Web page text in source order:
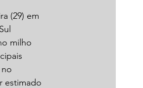
(29) em
milho
estimado